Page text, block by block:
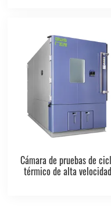
Cámara de pruebas de
térmico de alta velocidad